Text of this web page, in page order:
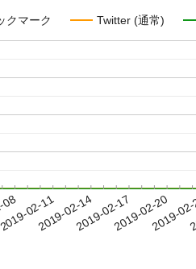
クマーク Twitter (通常)
02-11
2019-02-142019-02-172019-02-20
2019-